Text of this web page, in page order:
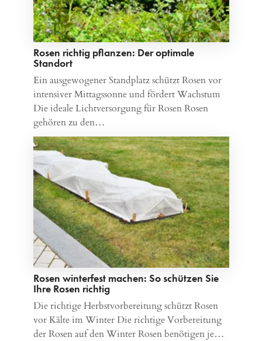
Rosen richtig pflanzen: Der optimale
Standort
Ein ausgewogener Standplatz schützt Rosen vor
intensiver Mittagssonne und fördert Wachstum
Die ideale Lichtversorgung für Rosen Rosen
gehören zu den…
Rosen winterfest machen: So schützen Sie
Ihre Rosen richtig
Die richtige Herbstvorbereitung schützt Rosen
vor Kälte im Winter Die richtige Vorbereitung
der Rosen auf den Winter Rosen benötigen je…